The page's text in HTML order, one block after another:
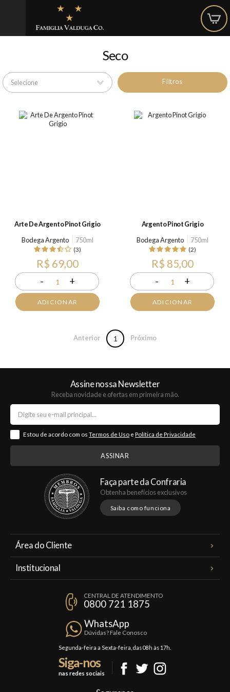
Seco
Filtros
Arte De Argento Pinot Grigio
Bodega Argento
750ml
(3)
R$ 69,00
- 1 +
ADICIONAR
Argento Pinot Grigio
Bodega Argento
750ml
(2)
R$ 85,00
- 1 +
ADICIONAR
Anterior 1 Próximo
Assine nossa Newsletter
Receba novidade e ofertas em primeira mão.
Estou de acordo com os Termos de Uso e Política de Privacidade
Faça parte da Confraria
Obtenha benefícios exclusivos
Saiba como funciona
Área do Cliente
Institucional
Política de Privacidade
Trocas e Devoluções
Formas de Pagamento
CENTRAL DE ATENDIMENTO
0800 721 1875
WhatsApp
Dúvidas? Fale Conosco
Segunda-feira a Sexta-feira, das 08h às 17h.
Siga-nos
nas redes sociais